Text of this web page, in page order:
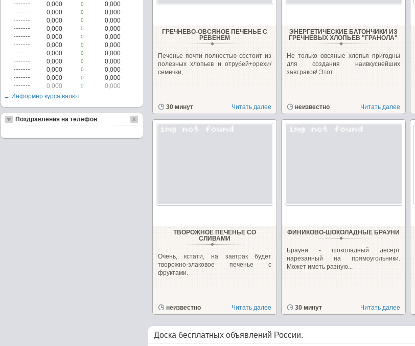
ГРЕЧНЕВО-ОВСЯНОЕ ПЕЧЕНЬЕ С
РЕВЕНЕМ
Печенье почти полностью состоит из
полезных хлопьев и отрубей+орехи/
семечки,...
30 минут Читать далее
ЭНЕРГЕТИЧЕСКИЕ БАТОНЧИКИ ИЗ
ГРЕЧНЕВЫХ ХЛОПЬЕВ "ГРАНОЛА"
Не только овсяные хлопья пригодны
для создания наивкуснейших
завтраков! Этот...
неизвестно Читать далее
ТВОРОЖНОЕ ПЕЧЕНЬЕ СО
СЛИВАМИ
Очень, кстати, на завтрак будет
творожно-злаковое печенье с
фруктами.
неизвестно Читать далее
ФИНИКОВО-ШОКОЛАДНЫЕ БРАУНИ
Брауни - шоколадный десерт
нарезанный на прямоугольники.
Может иметь разную...
30 минут Читать далее
Доска бесплатных объявлений России.
0,000
0
0,000
0,000
0
0,000
0,000
0
0,000
0,000
0
0,000
0,000
0
0,000
0,000
0
0,000
0,000
0
0,000
0,000
0
0,000
0,000
0
0,000
0,000
0
0,000
0,000
0
0,000
→ Информер курса валют
Поздравления на телефон